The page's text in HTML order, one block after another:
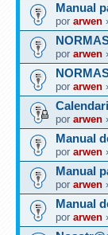
Manual
por arwen
por arwen
por arwen
por arwen
Manual
por arwen
Manual
por arwen
Manual
por arwen